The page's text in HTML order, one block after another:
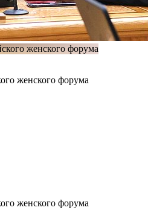
женского форума
женского форума